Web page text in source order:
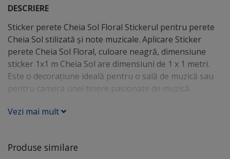
DESCRIERE
Sticker perete Cheia Sol Floral Stickerul pentru perete
Cheia Sol stilizată şi note muzicale. Aplicare Sticker
perete Cheia Sol Floral, culoare neagră, dimensiune
sticker 1x1 m Cheia Sol are dimensiuni de 1 x 1 metri.
Este o decoraţiune ideală pentru o sală de muzică sau
pentru camera unei tinere pasionate de muzică.
Vezi mai mult
Produse similare